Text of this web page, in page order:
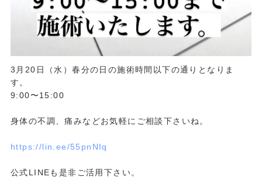
3月20日（水）春分の日の施術時間以下の通りとなりま
す。
9:00〜15:00
身体の不調、痛みなどお気軽にご相談下さいね。
https://lin.ee/55pnNIq
公式LINEも是非ご活用下さい。